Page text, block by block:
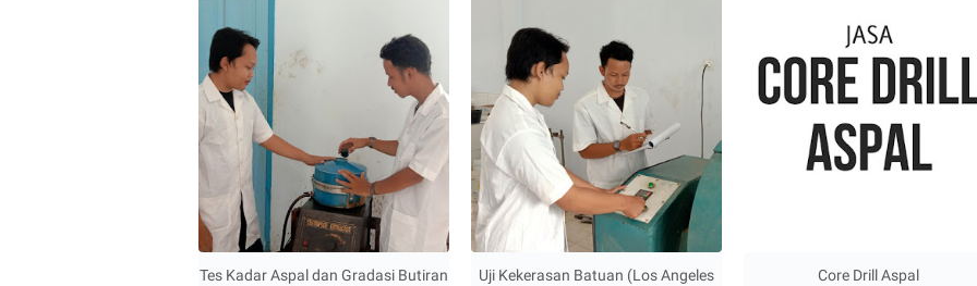
Tes Kadar Aspal dan Gradasi Butiran
Uji Kekerasan Batuan (Los Angeles
Core Drill Aspal